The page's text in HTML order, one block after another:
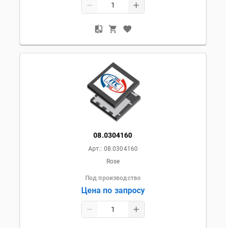
08.0304160
Арт.: 08.0304160
Rose
Под производство
Цена по запросу